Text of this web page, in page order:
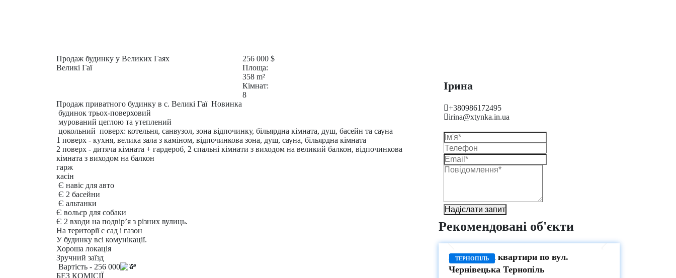
Продаж будинку у Великих Гаях
Великі Гаї
256 000 $
Площа:
358 m²
Кімнат:
8
Продаж приватного будинку в с. Великі Гаї Новинка
будинок трьох-поверховий
мурований цеглою та утеплений
цокольний поверх: котельня, санвузол, зона відпочинку, більярдна кімната, душ, басейн та сауна
1 поверх - кухня, велика зала з каміном, відпочинкова зона, душ, сауна, більярдна кімната
2 поверх - дитяча кімната + гардероб, 2 спальні кімнати з виходом на великий балкон, відпочинкова
кімната з виходом на балкон
гарж
касін
Є навіс для авто
Є 2 басейни
Є альтанки
Є вольєр для собаки
Є 2 входи на подвірʼя з різних вулиць.
На території є сад і газон
У будинку всі комунікації.
Хороша локація
Зручний заїзд
Вартість - 256 000
БЕЗ КОМІСІЇ
Ірина
+380986172495
irina@xtynka.in.ua
Надіслати запит
Рекомендовані об'єкти
ТЕРНОПІЛЬ
ПРОДАЖ
Продаж 1-к квартири по вул.
Чернівецька Тернопіль